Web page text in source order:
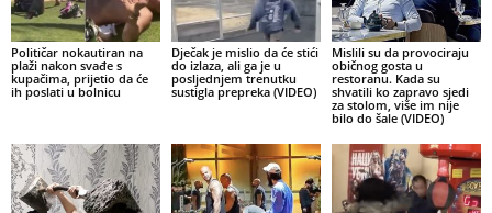
Političar nokautiran na
plaži nakon svađe s
kupačima, prijetio da će
ih poslati u bolnicu
Dječak je mislio da će stići
do izlaza, ali ga je u
posljednjem trenutku
sustigla prepreka (VIDEO)
Mislili su da provociraju
običnog gosta u
restoranu. Kada su
shvatili ko zapravo sjedi
za stolom, više im nije
bilo do šale (VIDEO)